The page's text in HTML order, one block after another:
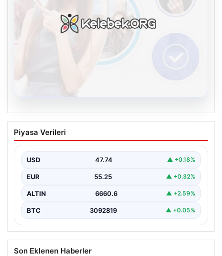
Kelebek sohbet platformu İle Dijital
İletişimin Seviyeli Adresi Ve Sohbet
Dijital ortamında insanların seviyeli bir şekilde iletişim
Piyasa Verileri
USD 47.74 ▲ +0.18%
EUR 55.25 ▲ +0.32%
ALTIN 6660.6 ▲ +2.59%
BTC 3092819 ▲ +0.05%
Son Eklenen Haberler